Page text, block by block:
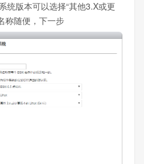
统版本可以选择“其他3.X或更
称随便，下一步